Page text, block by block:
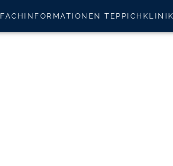
FACHINFORMATIONEN TEPPICHKLINIK